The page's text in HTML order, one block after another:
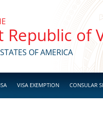
Republic of
OF AMERICA
VISA EXEMPTION CONSULAR